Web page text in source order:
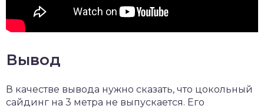
Вывод
В качестве вывода нужно сказать, что цокольный
сайдинг на 3 метра не выпускается. Его